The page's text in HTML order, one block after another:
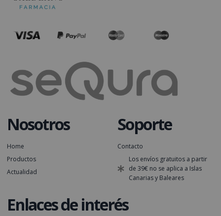
Nosotros
Home
Productos
Actualidad
Soporte
Contacto
Los envíos gratuitos a partir
de 39€ no se aplica a Islas
Canarias y Baleares
Enlaces de interés